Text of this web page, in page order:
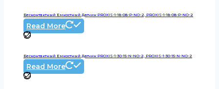
Бесконтактный Емкостный Датчик PROXIS-1-18-08-P-NO-2, PROXIS-1-18-08-P-NO-2
Read More
Бесконтактный Емкостный Датчик PROXIS-1-30-15-N-NO-2, PROXIS-1-30-15-N-NO-2
Read More